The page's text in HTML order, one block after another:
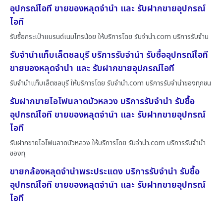
อุปกรณ์ไอที ขายของหลุดจำนำ และ รับฝากขายอุปกรณ์
ไอที
รับซื้อกระเป๋าแบรนด์เนมไทรน้อย ให้บริการโดย รับจํานํา.com บริการรับจำน
รับจำนำแท็บเล็ตชลบุรี บริการรับจำนำ รับซื้ออุปกรณ์ไอที
ขายของหลุดจำนำ และ รับฝากขายอุปกรณ์ไอที
รับจำนำแท็บเล็ตชลบุรี ให้บริการโดย รับจํานํา.com บริการรับจำนำของทุกชน
รับฝากขายไอโฟนลาดบัวหลวง บริการรับจำนำ รับซื้อ
อุปกรณ์ไอที ขายของหลุดจำนำ และ รับฝากขายอุปกรณ์
ไอที
รับฝากขายไอโฟนลาดบัวหลวง ให้บริการโดย รับจํานํา.com บริการรับจำนำ
ของทุ
ขายกล้องหลุดจำนำพระประแดง บริการรับจำนำ รับซื้อ
อุปกรณ์ไอที ขายของหลุดจำนำ และ รับฝากขายอุปกรณ์
ไอที